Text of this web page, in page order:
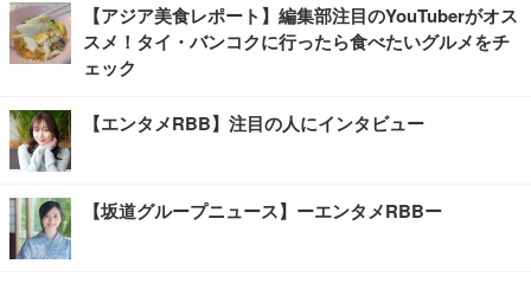
【アジア美食レポート】編集部注目のYouTuberがオス
スメ！タイ・バンコクに行ったら食べたいグルメをチ
ェック
【エンタメRBB】注目の人にインタビュー
【坂道グループニュース】ーエンタメRBBー